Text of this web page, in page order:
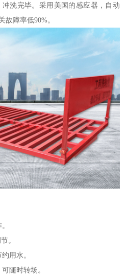
冲洗完毕。采用美国的感应器，自动
故障率低90%。
。
用水。
随时转场。